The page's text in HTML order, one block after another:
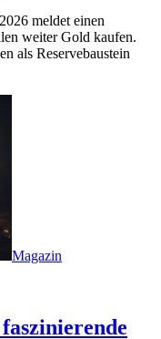
meldet einen
weiter Gold kaufen.
als Reservebaustein
Magazin